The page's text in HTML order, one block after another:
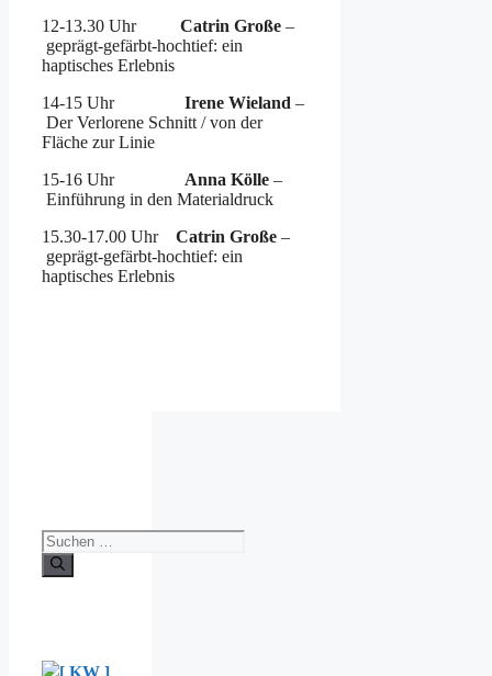
12-13.30 Uhr Catrin Große –
geprägt-gefärbt-hochtief: ein
haptisches Erlebnis
14-15 Uhr Irene Wieland –
Der Verlorene Schnitt / von der
Fläche zur Linie
15-16 Uhr Anna Kölle –
Einführung in den Materialdruck
15.30-17.00 Uhr Catrin Große –
geprägt-gefärbt-hochtief: ein
haptisches Erlebnis
Suche
nach: